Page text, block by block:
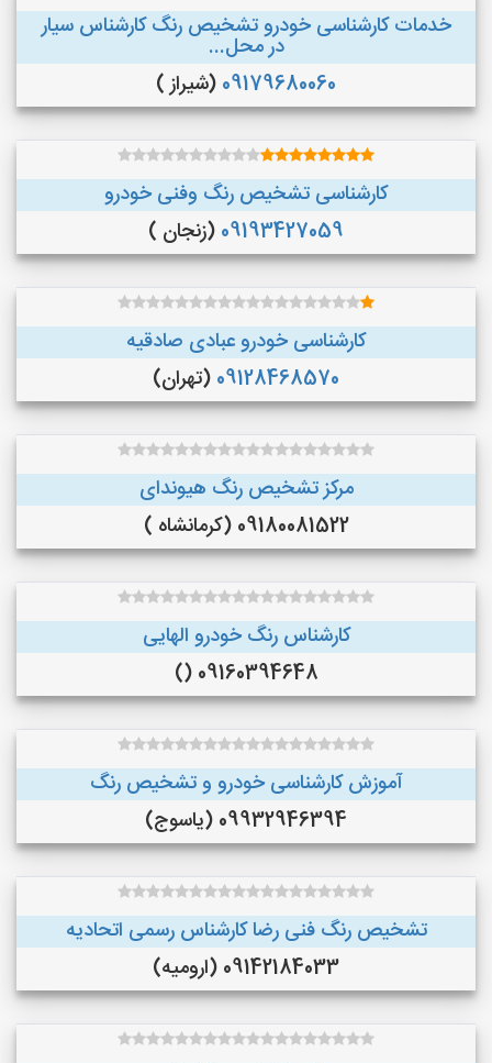
خدمات کارشناسی خودرو تشخیص رنگ کارشناس سیار
در محل...
09179680060 (شیراز )
کارشناسی تشخیص رنگ وفنی خودرو
09193427059 (زنجان )
کارشناسی خودرو عبادی صادقیه
09128468570 (تهران)
مرکز تشخیص رنگ هیوندای
09180081522 (کرمانشاه )
کارشناس رنگ خودرو الهایی
09160394648 ()
آموزش کارشناسی خودرو و تشخیص رنگ
09932946394 (یاسوج)
تشخیص رنگ فنی رضا کارشناس رسمی اتحادیه
09142184033 (ارومیه)